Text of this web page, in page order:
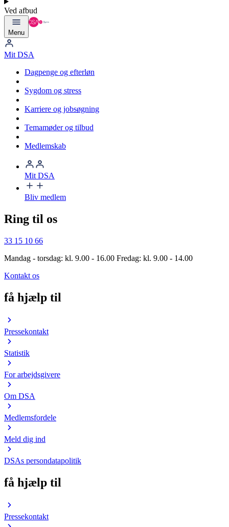
Ved afbud
Menu
Mit DSA
Dagpenge og efterløn
Sygdom og stress
Karriere og jobsøgning
Temamøder og tilbud
Medlemskab
Mit DSA
Bliv medlem
Ring til os
33 15 10 66
Mandag - torsdag: kl. 9.00 - 16.00 Fredag: kl. 9.00 - 14.00
Kontakt os
få hjælp til
Pressekontakt
Statistik
For arbejdsgivere
Om DSA
Medlemsfordele
Meld dig ind
DSAs persondatapolitik
få hjælp til
Pressekontakt